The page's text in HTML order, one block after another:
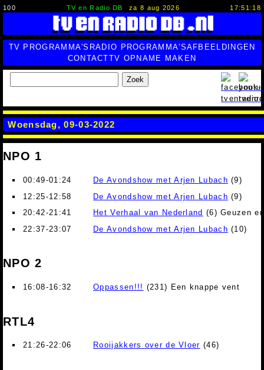
100 TV en Radio DB za 8 aug 2026 17:51:19
TV PROGRAMMA'S RADIO PROGRAMMA'SAFBEELDINGEN
CONTACTTV OPNAME MAKEN
Zoek
Woensdag, 09-03-2022
NPO 1
00:49-01:24 De Avondshow met Arjen Lubach (9)
12:25-12:58
De Avondshow met Arjen Lubach (9)
20:42-21:41
Het Verhaal van Nederland (6) Geuzen
22:37-23:07
De Avondshow met Arjen Lubach (10)
NPO 2
16:08-16:32 Oppassen!!! (231) Een knappe vent
RTL4
21:26-22:06 Rooijakkers over de Vloer (46)